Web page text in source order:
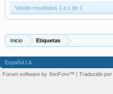
Viendo resultados 1 a 1 de 1
Inicio Etiquetas
Español LA
Forum software by XenForo™ | Traducido por